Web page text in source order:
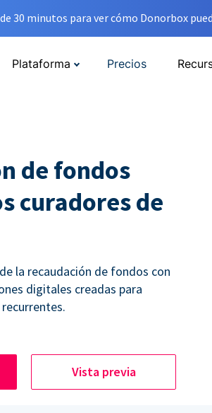
30 minutos para ver cómo Donorbox
Plataforma Precios
de fondos
curadores de
la recaudación de fondos con
digitales creadas para
Vista previa